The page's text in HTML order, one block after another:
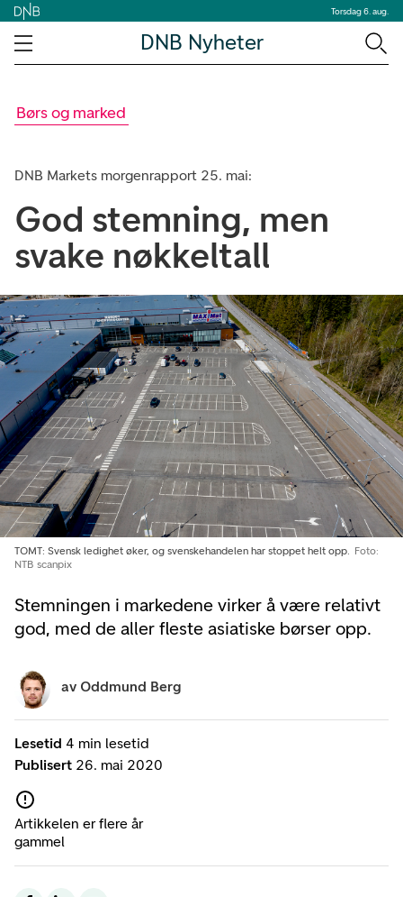
Torsdag 6. aug.
DNB Nyheter
Børs og marked
DNB Markets morgenrapport 25. mai:
God stemning, men
svake nøkkeltall
Stemningen i markedene virker å være relativt
god, med de aller fleste asiatiske børser opp.
TOMT: Svensk ledighet øker, og svenskehandelen har stoppet helt opp.
Foto:
NTB scanpix
Lesetid 4 min lesetid
Publisert 26. mai 2020
Artikkelen er flere år
gammel
av Oddmund Berg